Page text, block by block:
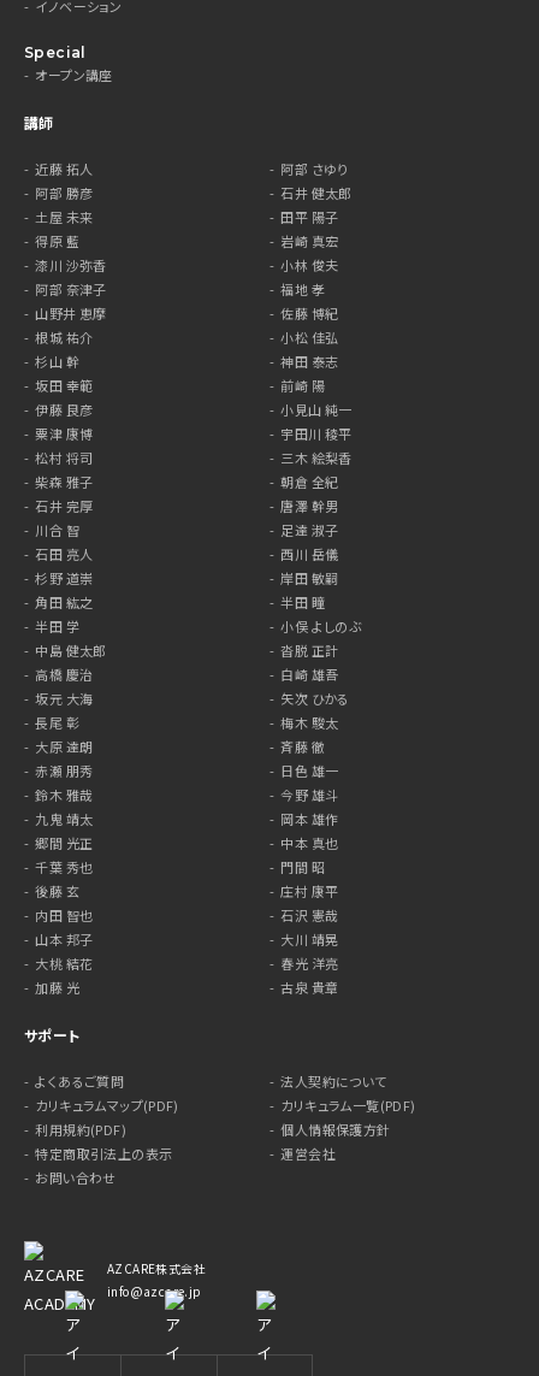
イノベーション
Special
オープン講座
講師
近藤 拓人
阿部 さゆり
阿部 勝彦
石井 健太郎
土屋 未来
田平 陽子
得原 藍
岩崎 真宏
漆川 沙弥香
小林 俊夫
阿部 奈津子
福地 孝
山野井 恵摩
佐藤 博紀
根城 祐介
小松 佳弘
杉山 幹
神田 泰志
坂田 幸範
前崎 陽
伊藤 良彦
小見山 純一
粟津 康博
宇田川 稜平
松村 将司
三木 絵梨香
柴森 雅子
朝倉 全紀
石井 完厚
唐澤 幹男
川合 智
足達 淑子
石田 亮人
西川 岳儀
杉野 道崇
岸田 敏嗣
角田 紘之
半田 瞳
半田 学
小俣 よしのぶ
中島 健太郎
沓脱 正計
高橋 慶治
白崎 雄吾
坂元 大海
矢次 ひかる
長尾 彰
梅木 駿太
大原 達朗
斉藤 徹
赤瀬 朋秀
日色 雄一
鈴木 雅哉
今野 雄斗
九鬼 靖太
岡本 雄作
郷間 光正
中本 真也
千葉 秀也
門間 昭
後藤 玄
庄村 康平
内田 智也
石沢 憲哉
山本 邦子
大川 靖晃
大桃 結花
春光 洋亮
加藤 光
古泉 貴章
サポート
よくあるご質問
法人契約について
カリキュラムマップ(PDF)
カリキュラム一覧(PDF)
利用規約(PDF)
個人情報保護方針
特定商取引法上の表示
運営会社
お問い合わせ
AZCARE株式会社
info@azcare.jp